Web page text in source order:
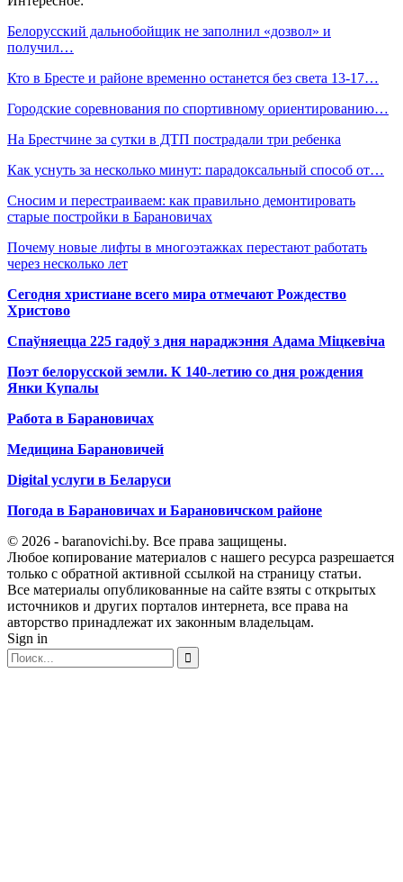
Белорусский дальнобойщик не заполнил «дозвол» и
получил…
Кто в Бресте и районе временно останется без света 13-17…
Городские соревнования по спортивному ориентированию…
На Брестчине за сутки в ДТП пострадали три ребенка
Как уснуть за несколько минут: парадоксальный способ от…
Сносим и перестраиваем: как правильно демонтировать
старые постройки в Барановичах
Почему новые лифты в многоэтажках перестают работать
через несколько лет
Сегодня христиане всего мира отмечают Рождество
Христово
Спаўняецца 225 гадоў з дня нараджэння Адама Міцкевіча
Поэт белорусской земли. К 140-летию со дня рождения
Янки Купалы
Работа в Барановичах
Медицина Барановичей
Digital услуги в Беларуси
Погода в Барановичах и Барановичском районе
© 2026 - baranovichi.by. Все права защищены.
Любое копирование материалов с нашего ресурса разрешается
только с обратной активной ссылкой на страницу статьи.
Все материалы опубликованные на сайте взяты с открытых
источников и других порталов интернета, все права на
авторство принадлежат их законным владельцам.
Sign in